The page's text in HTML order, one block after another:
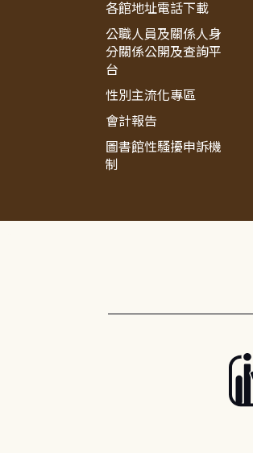
各館地址電話下載
公職人員及關係人身
分關係公開及查詢平
台
性別主流化專區
會計報告
圖書館性騷擾申訴機
制